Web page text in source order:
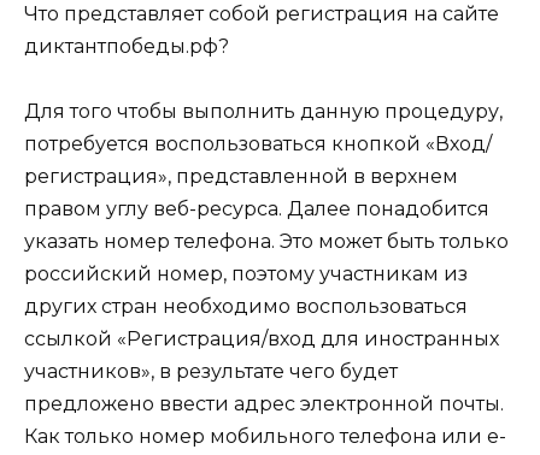
Что представляет собой регистрация на сайте
диктантпобеды.рф?
Для того чтобы выполнить данную процедуру,
потребуется воспользоваться кнопкой «Вход/
регистрация», представленной в верхнем
правом углу веб-ресурса. Далее понадобится
указать номер телефона. Это может быть только
российский номер, поэтому участникам из
других стран необходимо воспользоваться
ссылкой «Регистрация/вход для иностранных
участников», в результате чего будет
предложено ввести адрес электронной почты.
Как только номер мобильного телефона или e-